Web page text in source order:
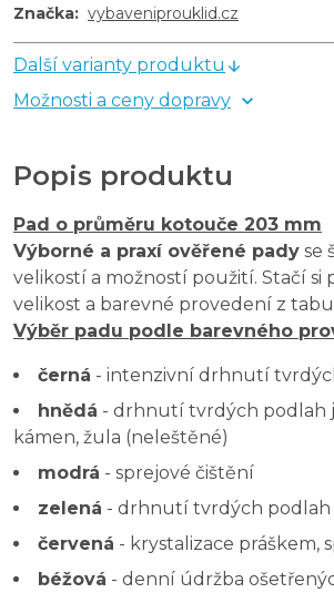
Značka: vybaveniprouklid.cz
Další varianty produktu
Možnosti a ceny dopravy
Popis produktu
Pad o průměru kotouče 203 mm
Výborné a praxí ověřené pady se
velikostí a možností použití. Stačí si
velikost a barevné provedení z
Výběr padu podle barevného
černá - intenzivní drhnutí
hnědá - drhnutí tvrdých podlah
kámen, žula (neleštěné)
modrá - sprejové čištění
zelená - drhnutí tvrdých podlah
červená - krystalizace práškem,
béžová - denní údržba